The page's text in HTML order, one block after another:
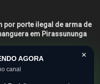
por porte ilegal de arma de
em Pirassununga
operação Zero Grau
em Hortolândia
×
AGORA
canal